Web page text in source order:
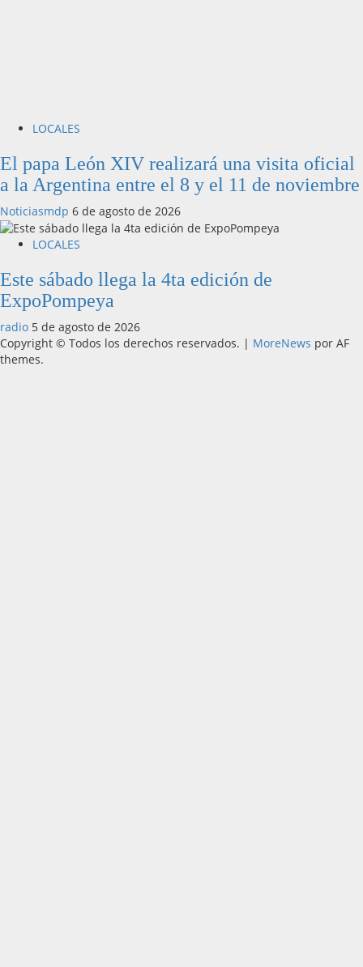
LOCALES
El papa León XIV realizará una visita oficial
a la Argentina entre el 8 y el 11 de noviembre
Noticiasmdp 6 de agosto de 2026
LOCALES
Este sábado llega la 4ta edición de
ExpoPompeya
radio 5 de agosto de 2026
Copyright © Todos los derechos reservados. | MoreNews por AF
themes.